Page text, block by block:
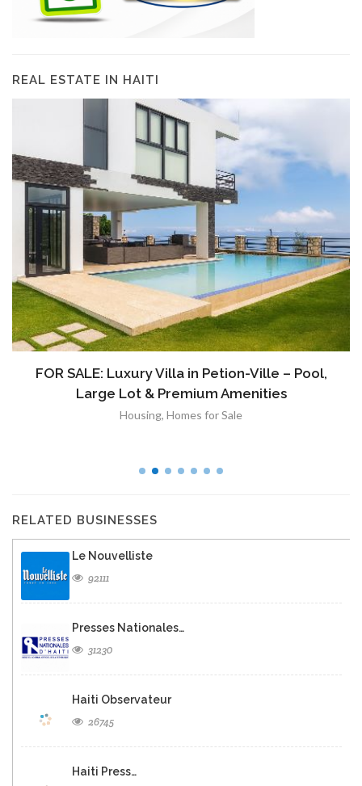
REAL ESTATE IN HAITI
FOR SALE: Luxury Villa in Petion-Ville – Pool,
Large Lot & Premium Amenities
Housing, Homes for Sale
RELATED BUSINESSES
Le Nouvelliste
92111
Presses Nationales…
31230
Haiti Observateur
26745
Haiti Press…